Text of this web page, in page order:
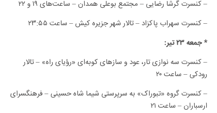
– کنسرت گرشا رضایی – مجتمع بوعلی همدان – ساعت‌های ۱۹ و ۲۲
– کنسرت سهراب پاکزاد – تالار شهر جزیره کیش – ساعت ۲۳:۵۵
* جمعه ۲۳ تیر:
– کنسرت سه نوازی تار، عود و سازهای کوبه‌ای «رؤیای راه» – تالار
رودکی – ساعت ۲۰
– کنسرت گروه «تبوراک» به سرپرستی شیما شاه حسینی – فرهنگسرای
ارسباران – ساعت ۲۱